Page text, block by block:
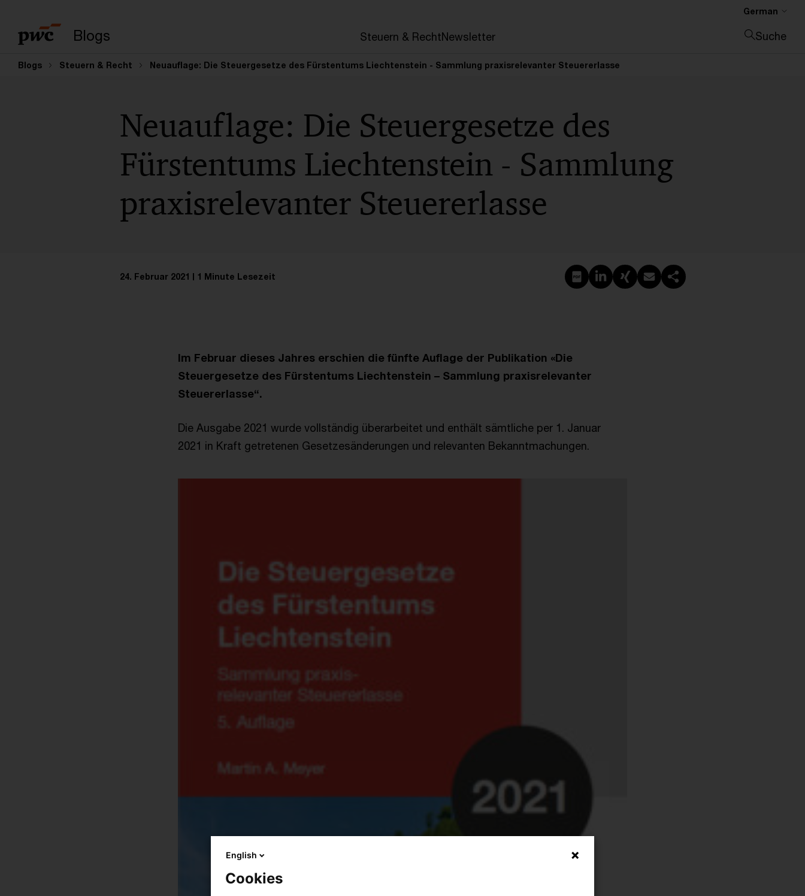
Blogs Steuern & RechtNewsletter
German
Suche
Blogs Steuern & Recht Neuauflage: Die Steuergesetze des Fürstentums Liechtenstein - Sammlung praxisrelevanter Steuererlasse
Neuauflage: Die Steuergesetze des
Fürstentums Liechtenstein - Sammlung
praxisrelevanter Steuererlasse
24. Februar 2021 1 Minute Lesezeit PDF erstellen
Auf LinkedIn teilen
Auf Xing teilen
Per E-Mail teilen
Link kopieren
Im Februar dieses Jahres erschien die fünfte Auflage der Publikation «Die
Steuergesetze des Fürstentums Liechtenstein – Sammlung praxisrelevanter
Steuererlasse“.
Die Ausgabe 2021 wurde vollständig überarbeitet und enthält sämtliche per 1. Januar
2021 in Kraft getretenen Gesetzesänderungen und relevanten Bekanntmachungen.
English
Cookies